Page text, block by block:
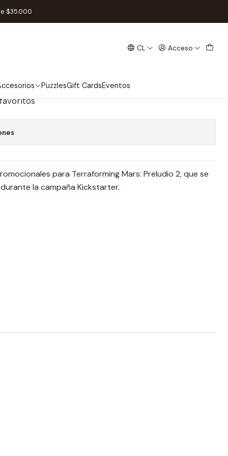
CL Acceso
PuzzlesGift CardsEventos
$35.000
Mars - Español
2 - Terraforming Mars
para Terraforming Mars: Preludio 2, que se
la campaña Kickstarter.